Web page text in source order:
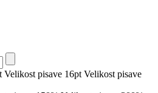
Velikost pisave 16pt Velikost pisave